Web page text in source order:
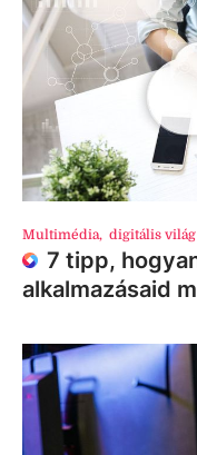
Multimédia, digitális világ
7 tipp,
alkalmazásaid